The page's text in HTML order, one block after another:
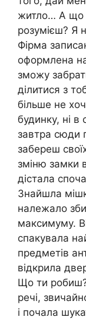
житло… А що
розумієш? Я
Фірма
оформлена
зможу
ділитися з
більше не
будинку, ні в
завтра сюди
забереш
зміню замки
дістала
Знайшла
належало
максимуму.
спакувала
предметів
відкрила
Що ти
речі,
і почала